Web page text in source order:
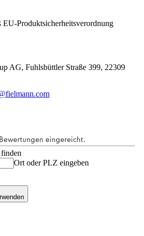
EU-Produktsicherheitsverordnung
AG, Fuhlsbüttler Straße 399, 22309
Ort oder PLZ eingeben